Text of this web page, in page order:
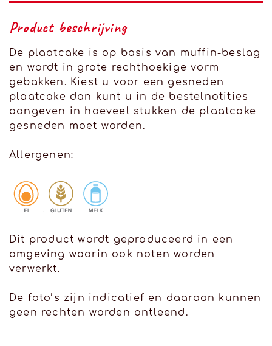
Product beschrijving
De plaatcake is op basis van muffin-beslag
en wordt in grote rechthoekige vorm
gebakken. Kiest u voor een gesneden
plaatcake dan kunt u in de bestelnotities
aangeven in hoeveel stukken de plaatcake
gesneden moet worden.
Allergenen:
Dit product wordt geproduceerd in een
omgeving waarin ook noten worden
verwerkt.
De foto’s zijn indicatief en daaraan kunnen
geen rechten worden ontleend.